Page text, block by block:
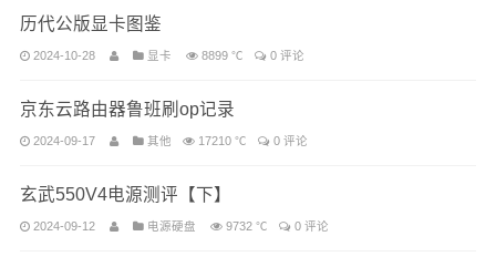
历代公版显卡图鉴
2024-10-28 显卡 8899 ℃ 0 评论
京东云路由器鲁班刷op记录
2024-09-17 其他 17210 ℃ 0 评论
玄武550V4电源测评【下】
2024-09-12 电源硬盘 9732 ℃ 0 评论